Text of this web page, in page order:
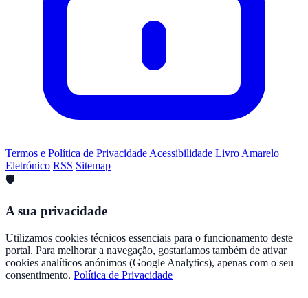
Termos e Política de Privacidade Acessibilidade Livro Amarelo
Eletrónico RSS Sitemap
🛡️
A sua privacidade
Utilizamos cookies técnicos essenciais para o funcionamento deste
portal. Para melhorar a navegação, gostaríamos também de ativar
cookies analíticos anónimos (Google Analytics), apenas com o seu
consentimento. Política de Privacidade